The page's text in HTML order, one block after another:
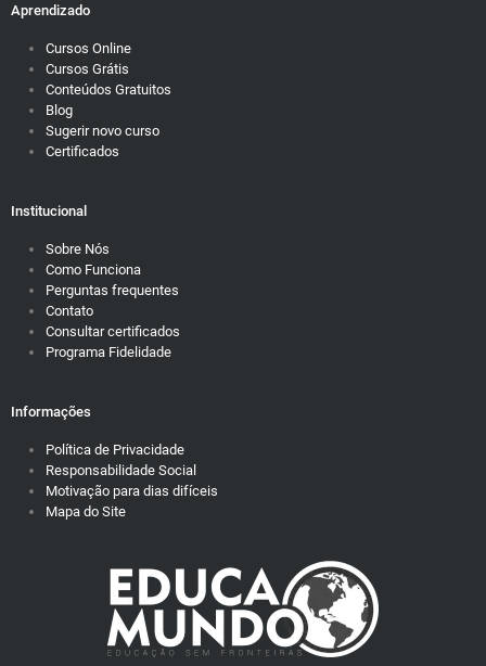
Aprendizado
Cursos Online
Cursos Grátis
Conteúdos Gratuitos
Blog
Sugerir novo curso
Certificados
Institucional
Sobre Nós
Como Funciona
Perguntas frequentes
Contato
Consultar certificados
Programa Fidelidade
Informações
Política de Privacidade
Responsabilidade Social
Motivação para dias difíceis
Mapa do Site